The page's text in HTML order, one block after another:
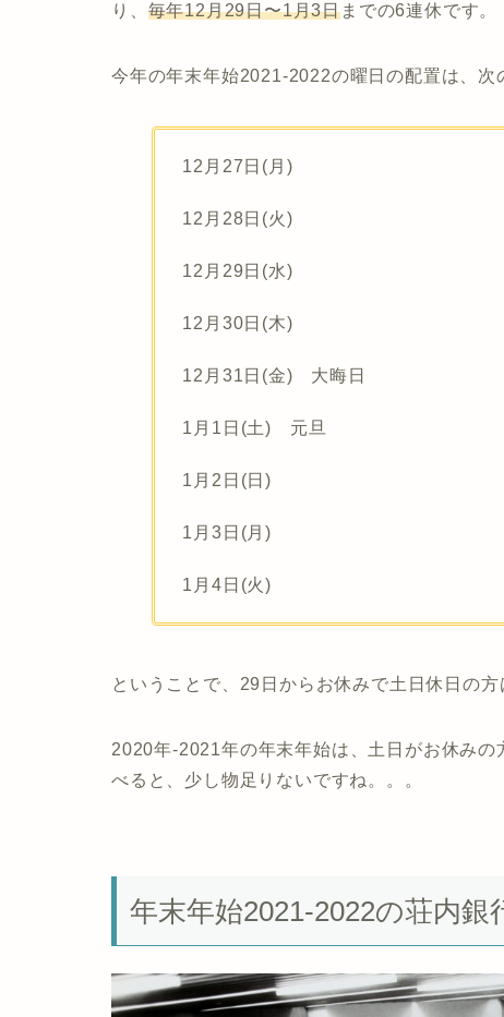
り、 毎年12月29日〜1月3日までの6連休です。
今年の年末年始2021-2022の曜日の配置は、次
12月27日(月)
12月28日(火)
12月29日(水)
12月30日(木)
12月31日(金) 大晦日
1月1日(土) 元旦
1月2日(日)
1月3日(月)
1月4日(火)
ということで、29日からお休みで土日休日の
2020年-2021年の年末年始は、土日がお休み
べると、少し物足りないですね。。。
年末年始2021-2022の荘内銀